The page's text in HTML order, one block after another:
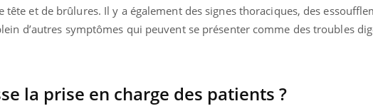
tête et de brûlures. Il y a également des signes thoraciques, des
d’autres symptômes qui peuvent se présenter comme des troubles
la prise en charge des patients ?